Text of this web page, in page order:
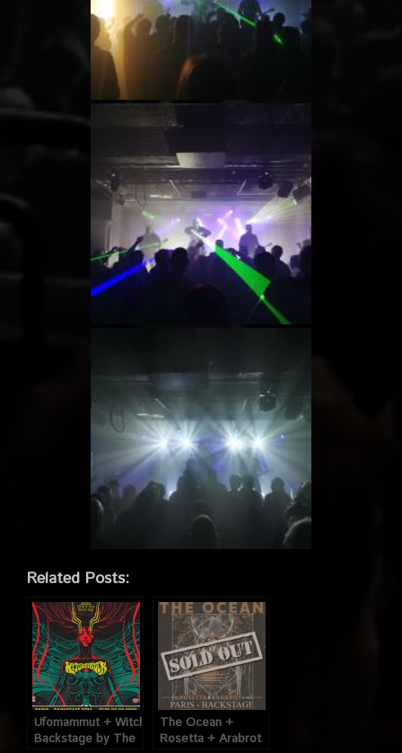
Related Posts:
Ufomammut + Witchfinder @
Backstage by The
The Ocean +
Rosetta + Arabrot